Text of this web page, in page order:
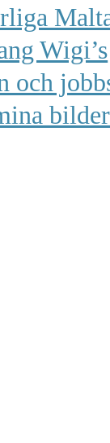
Wigi’s
och
bilder